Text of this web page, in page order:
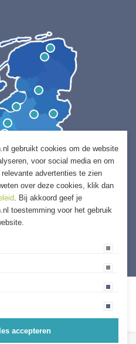
gebruikt cookies om de website
voor social media en om
advertenties te zien
over deze cookies, klik dan
. Bij akkoord geef je
toestemming voor het gebruik
accepteren